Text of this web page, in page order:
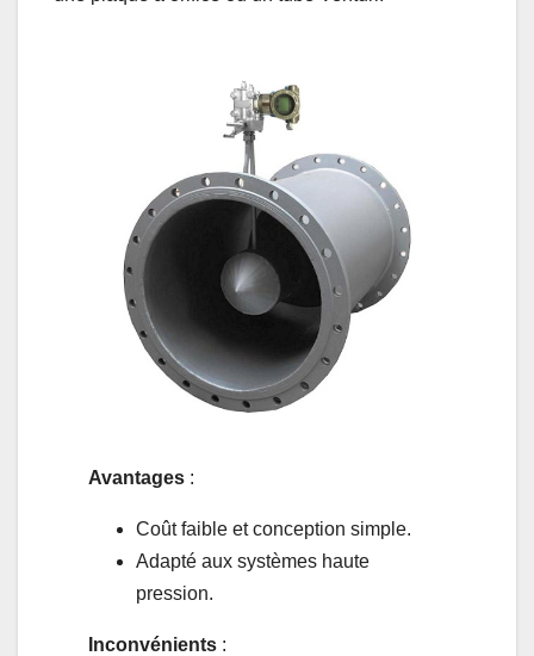
Avantages:
Coût faible et conception simple.
Adapté aux systèmes haute
pression.
Inconvénients: